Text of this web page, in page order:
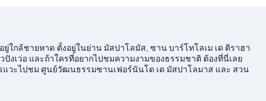
ยู่ใกล้ชายหาด ตั้งอยู่ในย่าน มัสปาโลมัส, ซาน บาร์โทโลเม เด ติราฮา
งเว่อ และถ้าใครที่อยากไปชมความงามของธรรมชาติ ต้องที่นี่เลย
แวะไปชม ศูนย์วัฒนธรรมซานเฟอร์นันโด เด มัสปาโลมาส และ สวน